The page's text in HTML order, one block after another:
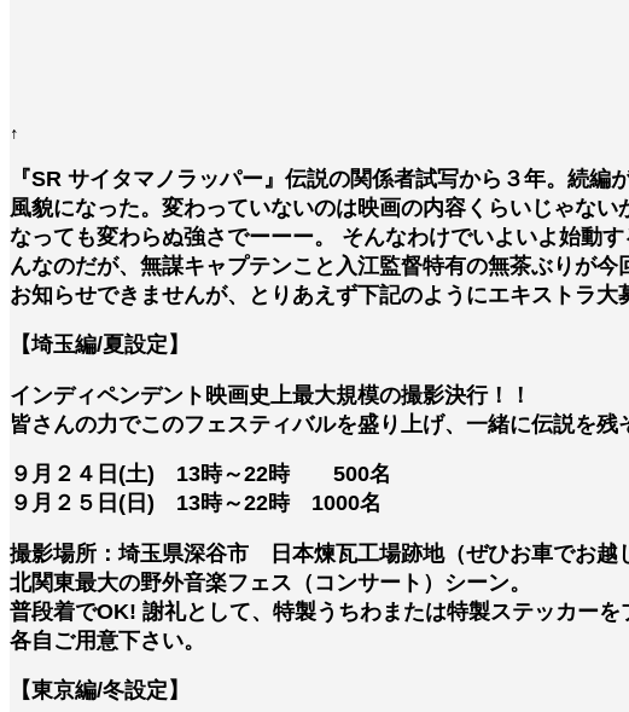
↑
『SR サイタマノラッパー』伝説の関係者試写から３年。続
風貌になった。変わっていないのは映画の内容くらいじゃな
なっても変わらぬ強さでーーー。
そんなわけでいよいよ始動
んなのだが、無謀キャプテンこと入江監督特有の無茶ぶりが
お知らせできませんが、とりあえず下記のようにエキストラ大
【埼玉編/夏設定】
インディペンデント映画史上最大規模の撮影決行！！
皆さんの力でこのフェスティバルを盛り上げ、一緒に伝説を残
９月２４日(土) 13時～22時 500名
９月２５日(日) 13時～22時 1000名
撮影場所：埼玉県深谷市 日本煉瓦工場跡地（ぜひお車でお越
北関東最大の野外音楽フェス（コンサート）シーン。
普段着でOK! 謝礼として、特製うちわまたは特製ステッカー
各自ご用意下さい。
【東京編/冬設定】